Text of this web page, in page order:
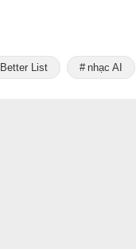
Better List nhạc AI